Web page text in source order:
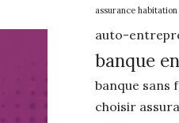
assurance
auto-
banque
banque sans
choisir